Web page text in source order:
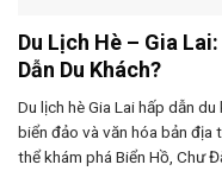
Du Lịch Hè – Gia
Dẫn Du Khách?
Du lịch hè Gia Lai hấp dẫn
biển đảo và văn hóa bản địa
thể khám phá Biển Hồ, Chư